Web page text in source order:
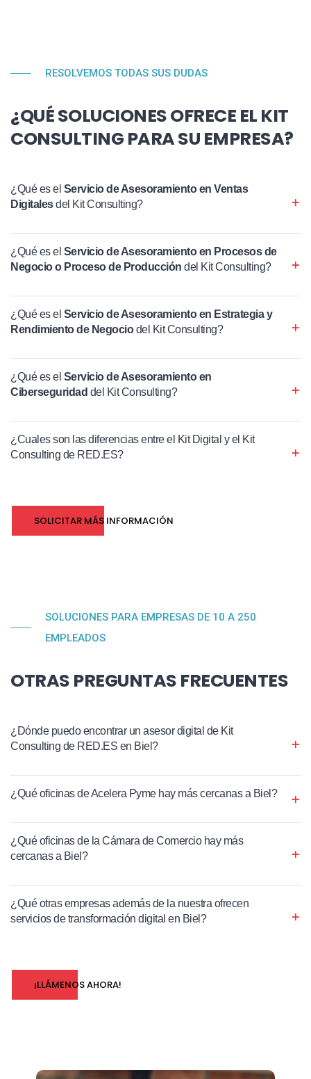
RESOLVEMOS TODAS SUS DUDAS
¿QUÉ SOLUCIONES OFRECE EL KIT
CONSULTING PARA SU EMPRESA?
¿Qué es el Servicio de Asesoramiento en Ventas
Digitalesdel Kit Consulting?
¿Qué es el Servicio de Asesoramiento en Procesos de
Negocio o Proceso de Producción del Kit Consulting?
¿Qué es el Servicio de Asesoramiento en Estrategia y
Rendimiento de Negociodel Kit Consulting?
¿Qué es el Servicio de Asesoramiento en
Ciberseguridad del Kit Consulting?
¿Cuales son las diferencias entre el Kit Digital y el Kit
Consulting de RED.ES?
SOLICITAR MÁS INFORMACIÓN
SOLUCIONES PARA EMPRESAS DE 10 A 250
EMPLEADOS
OTRAS PREGUNTAS FRECUENTES
¿Dónde puedo encontrar un asesor digital de Kit
Consulting de RED.ES en Biel?
¿Qué oficinas de Acelera Pyme hay más cercanas a Biel?
¿Qué oficinas de la Cámara de Comercio hay más
cercanas a Biel?
¿Qué otras empresas además de la nuestra ofrecen
servicios de transformación digital en Biel?
¡LLÁMENOS AHORA!